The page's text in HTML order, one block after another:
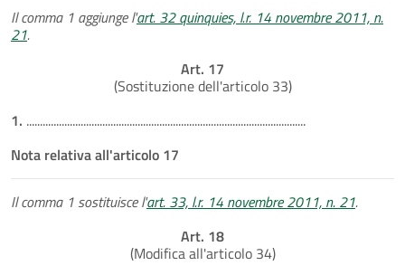
Il comma 1 aggiunge l'art. 32 quinquies, l.r. 14 novembre 2011, n.
21.
Art. 17
(Sostituzione dell'articolo 33)
1. .......................................................................................................
Nota relativa all'articolo 17
Il comma 1 sostituisce l'art. 33, l.r. 14 novembre 2011, n. 21.
Art. 18
(Modifica all'articolo 34)